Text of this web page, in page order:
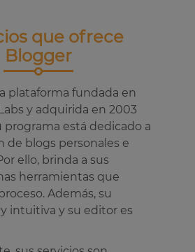
que ofrece
Blogger
plataforma fundada en
y adquirida en 2003
programa está dedicado a
de blogs personales e
ello, brinda a sus
herramientas que
Además, su
intuitiva y su editor es